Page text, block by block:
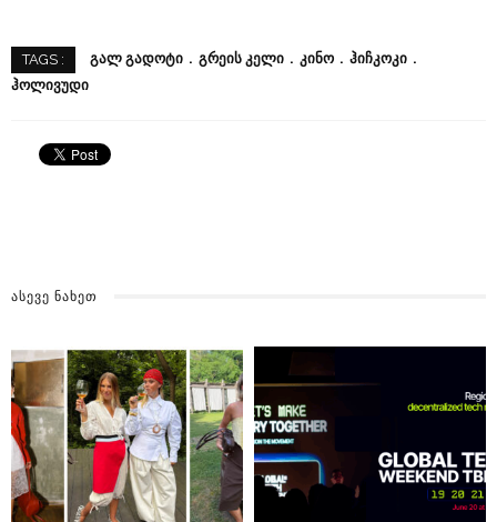
TAGS : ᲒᲐᲚ ᲒᲐᲓᲝᲢᲘ ᲒᲠᲔᲘᲡ ᲙᲔᲚᲘ ᲙᲘᲜᲝ
ᲰᲘᲩᲙᲝᲙᲘ
ᲰᲝᲚᲘᲕᲣᲓᲘ
ᲐᲡᲔᲕᲔ ᲜᲐᲮᲔᲗ